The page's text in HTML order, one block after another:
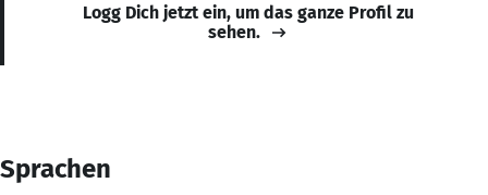
Logg Dich jetzt ein, um das ganze Profil zu
sehen.
Sprachen